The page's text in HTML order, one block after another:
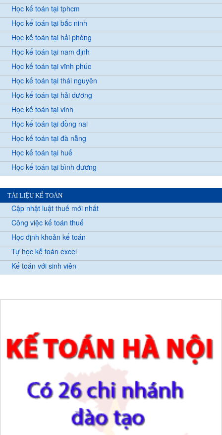
Học kế toán tại tphcm
Học kế toán tại bắc ninh
Học kế toán tại hải phòng
Học kế toán tại nam định
Học kế toán tại vĩnh phúc
Học kế toán tại thái nguyên
Học kế toán tại hải dương
Học kế toán tại vinh
Học kế toán tại đồng nai
Học kế toán tại đà nẵng
Học kế toán tại huế
Học kế toán tại bình dương
TÀI LIỆU KẾ TOÁN
Cập nhật luật thuế mới nhất
Công việc kế toán thuế
Học định khoản kế toán
Tự học kế toán excel
Kế toán với sinh viên